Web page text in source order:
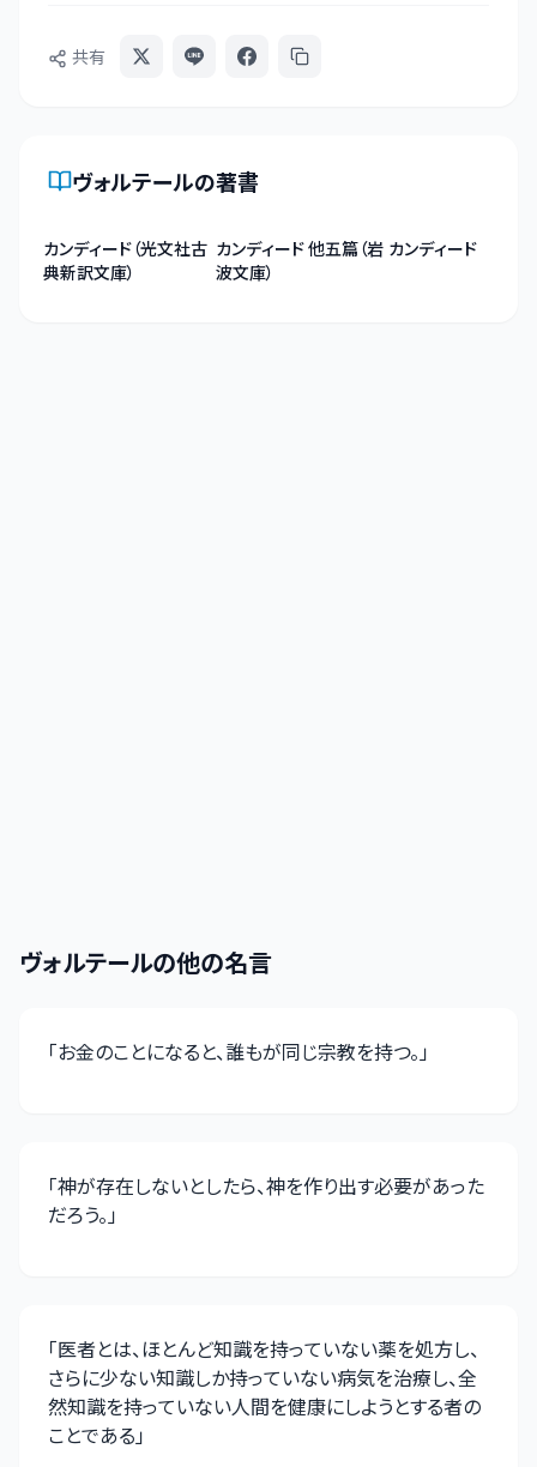
共有
ヴォルテールの著書
カンディード（光文社古
典新訳文庫）
カンディード 他五篇（岩
波文庫）
カンディード
ヴォルテールの他の名言
「お金のことになると、誰もが同じ宗教を持つ。」
「神が存在しないとしたら、神を作り出す必要があった
だろう。」
「医者とは、ほとんど知識を持っていない薬を処方し、
さらに少ない知識しか持っていない病気を治療し、全
然知識を持っていない人間を健康にしようとする者の
ことである」